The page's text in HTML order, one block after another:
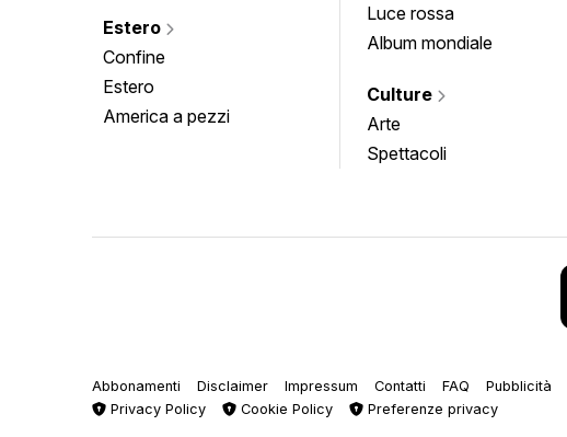
Estero
Confine
Estero
America a pezzi
Luce rossa
Album mondiale
Culture
Arte
Spettacoli
Abbonamenti Disclaimer Impressum Contatti FAQ Pubblicità
Privacy Policy
Cookie Policy Preferenze privacy